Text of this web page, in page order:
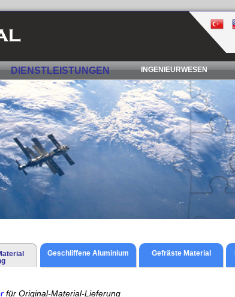
DIENSTLEISTUNGEN INGENIEURWESEN
Geschliffene Aluminium Gefräste Material
für Original-Material-Lieferung